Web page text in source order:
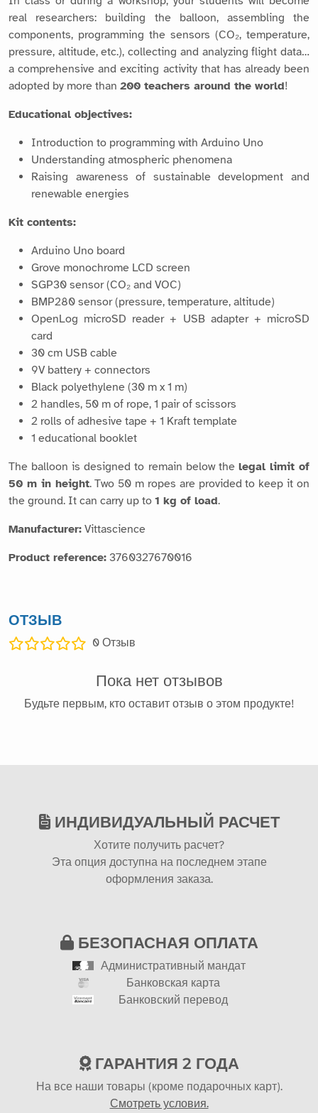
real researchers: building the balloon, assembling the
components, programming the sensors (CO₂, temperature,
pressure, altitude, etc.), collecting and analyzing flight data…
a comprehensive and exciting activity that has already been
adopted by more than 200 teachers around the world!
Educational objectives:
Introduction to programming with Arduino Uno
Understanding atmospheric phenomena
Raising awareness of sustainable development and
renewable energies
Kit contents:
Arduino Uno board
Grove monochrome LCD screen
SGP30 sensor (CO₂ and VOC)
BMP280 sensor (pressure, temperature, altitude)
OpenLog microSD reader + USB adapter + microSD
card
30 cm USB cable
9V battery + connectors
Black polyethylene (30 m x 1 m)
2 handles, 50 m of rope, 1 pair of scissors
2 rolls of adhesive tape + 1 Kraft template
1 educational booklet
The balloon is designed to remain below the legal limit of
50 m in height. Two 50 m ropes are provided to keep it on
the ground. It can carry up to 1 kg of load.
Manufacturer: Vittascience
Product reference: 3760327670016
ОТЗЫВ
0 Отзыв
Пока нет отзывов
Будьте первым, кто оставит отзыв о этом продукте!
ИНДИВИДУАЛЬНЫЙ РАСЧЕТ
Хотите получить расчет?
Эта опция доступна на последнем этапе
оформления заказа.
БЕЗОПАСНАЯ ОПЛАТА
Административный мандат
Банковская карта
Банковский перевод
ГАРАНТИЯ 2 ГОДА
На все наши товары (кроме подарочных карт).
Смотреть условия.